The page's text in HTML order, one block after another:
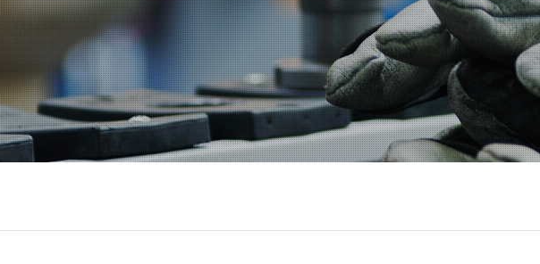
CANopen
Modbus/Modbus TCP
Customizing 모듈